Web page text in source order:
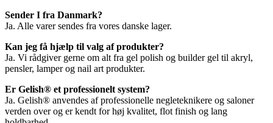
Sender I fra Danmark?
Ja. Alle varer sendes fra vores danske lager.
Kan jeg få hjælp til valg af produkter?
Ja. Vi rådgiver gerne om alt fra gel polish og builder gel til akryl,
pensler, lamper og nail art produkter.
Er Gelish® et professionelt system?
Ja. Gelish® anvendes af professionelle negleteknikere og saloner
verden over og er kendt for høj kvalitet, flot finish og lang